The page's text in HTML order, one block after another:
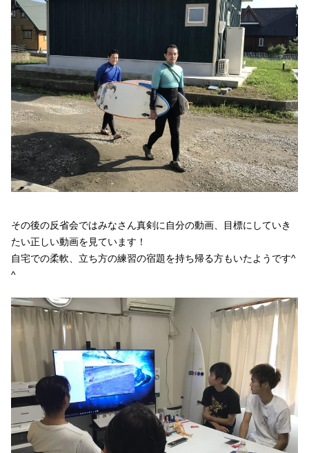
その後の反省会ではみなさん真剣に自分の動画、目標にしていき
たい正しい動画を見ています！
自宅での柔軟、立ち方の練習の宿題を持ち帰る方もいたようです^
^